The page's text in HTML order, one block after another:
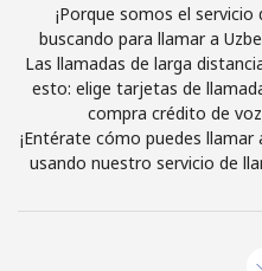
Inicia sesión o
¡Porque somos el
buscando para llamar a
Las llamadas de larga
esto: elige tarjetas de
compra crédito de
¡Entérate cómo puedes
usando nuestro servicio de